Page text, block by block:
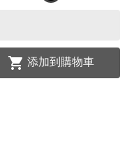
 添加到購物車